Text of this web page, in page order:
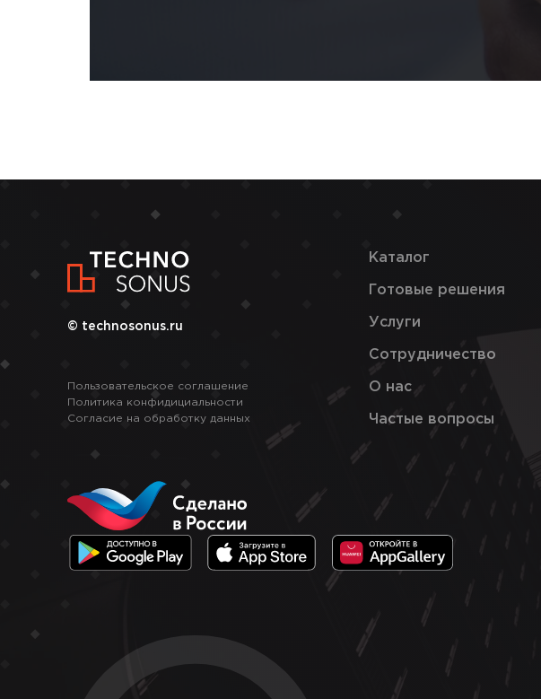
© technosonus.ru
Пользовательское соглашение
Политика конфидициальности
Согласие на обработку данных
Каталог
Готовые решения
Услуги
Сотрудничество
О нас
Частые вопросы